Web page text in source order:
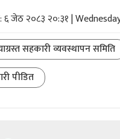
६ जेठ २०८३ २०:३१ |
सहकारी व्यवस्थापन समिति
पीडित